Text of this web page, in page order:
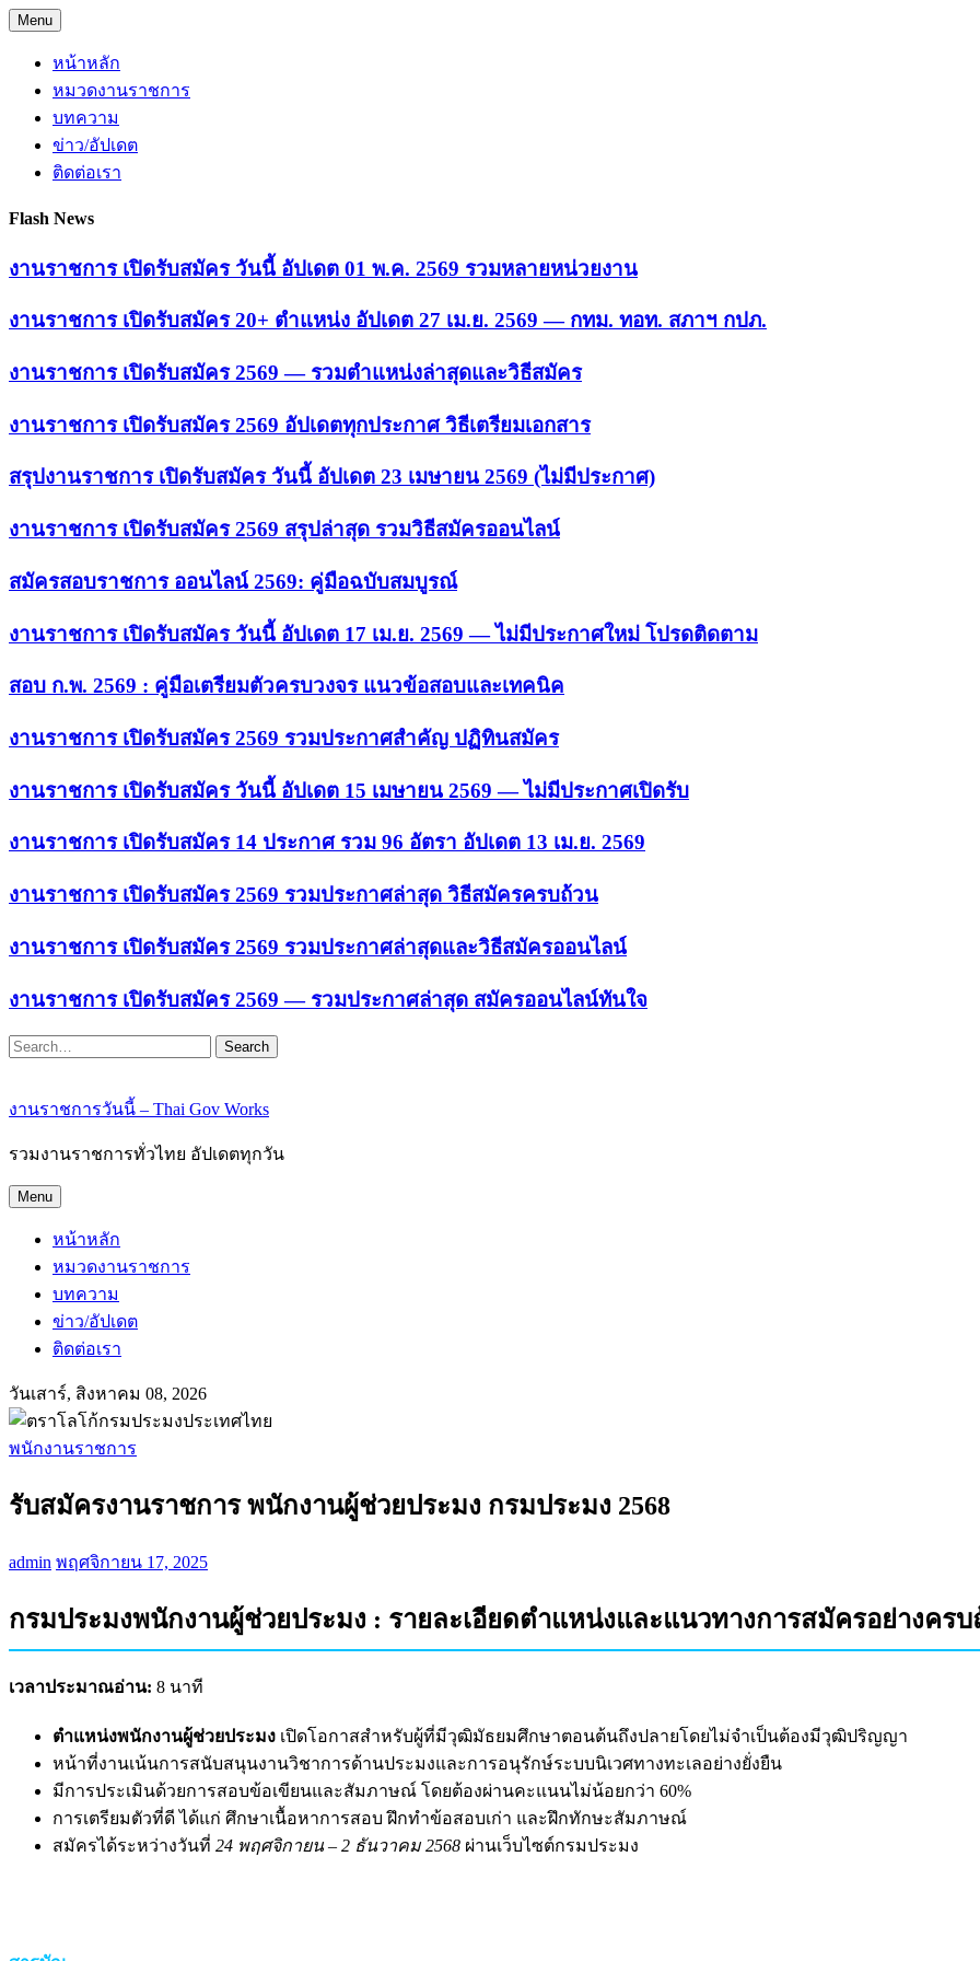
Skip
to
content
Menu
หน้าหลัก
หมวดงานราชการ
บทความ
ข่าว/อัปเดต
ติดต่อเรา
Flash News
งานราชการ เปิดรับสมัคร วันนี้ อัปเดต 01 พ.ค. 2569 รวมหลายหน่วยงาน
งานราชการ เปิดรับสมัคร 20+ ตำแหน่ง อัปเดต 27 เม.ย. 2569 — กทม. ทอท. สภาฯ กปภ.
งานราชการ เปิดรับสมัคร 2569 — รวมตำแหน่งล่าสุดและวิธีสมัคร
งานราชการ เปิดรับสมัคร 2569 อัปเดตทุกประกาศ วิธีเตรียมเอกสาร
สรุปงานราชการ เปิดรับสมัคร วันนี้ อัปเดต 23 เมษายน 2569 (ไม่มีประกาศ)
งานราชการ เปิดรับสมัคร 2569 สรุปล่าสุด รวมวิธีสมัครออนไลน์
สมัครสอบราชการ ออนไลน์ 2569: คู่มือฉบับสมบูรณ์
งานราชการ เปิดรับสมัคร วันนี้ อัปเดต 17 เม.ย. 2569 — ไม่มีประกาศใหม่ โปรดติดตาม
สอบ ก.พ. 2569 : คู่มือเตรียมตัวครบวงจร แนวข้อสอบและเทคนิค
งานราชการ เปิดรับสมัคร 2569 รวมประกาศสำคัญ ปฏิทินสมัคร
งานราชการ เปิดรับสมัคร วันนี้ อัปเดต 15 เมษายน 2569 — ไม่มีประกาศเปิดรับ
งานราชการ เปิดรับสมัคร 14 ประกาศ รวม 96 อัตรา อัปเดต 13 เม.ย. 2569
งานราชการ เปิดรับสมัคร 2569 รวมประกาศล่าสุด วิธีสมัครครบถ้วน
งานราชการ เปิดรับสมัคร 2569 รวมประกาศล่าสุดและวิธีสมัครออนไลน์
งานราชการ เปิดรับสมัคร 2569 — รวมประกาศล่าสุด สมัครออนไลน์ทันใจ
Search
งานราชการวันนี้ – Thai Gov Works
รวมงานราชการทั่วไทย อัปเดตทุกวัน
Menu
หน้าหลัก
หมวดงานราชการ
บทความ
ข่าว/อัปเดต
ติดต่อเรา
วันเสาร์, สิงหาคม 08, 2026
พนักงานราชการ
รับสมัครงานราชการ พนักงานผู้ช่วยประมง กรมประมง 2568
admin พฤศจิกายน 17, 2025
กรมประมงพนักงานผู้ช่วยประมง : รายละเอียดตำแหน่งและแนวทางการสมัครอย่างครบ
เวลาประมาณอ่าน: 8 นาที
ตำแหน่งพนักงานผู้ช่วยประมง เปิดโอกาสสำหรับผู้ที่มีวุฒิมัธยมศึกษาตอนต้นถึงปลายโดยไม่จำเป็นต้องมีวุฒิปริญญา
หน้าที่งานเน้นการสนับสนุนงานวิชาการด้านประมงและการอนุรักษ์ระบบนิเวศทางทะเลอย่างยั่งยืน
มีการประเมินด้วยการสอบข้อเขียนและสัมภาษณ์ โดยต้องผ่านคะแนนไม่น้อยกว่า 60%
การเตรียมตัวที่ดี ได้แก่ ศึกษาเนื้อหาการสอบ ฝึกทำข้อสอบเก่า และฝึกทักษะสัมภาษณ์
สมัครได้ระหว่างวันที่ 24 พฤศจิกายน – 2 ธันวาคม 2568 ผ่านเว็บไซต์กรมประมง